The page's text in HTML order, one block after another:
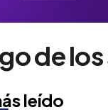
de
leído